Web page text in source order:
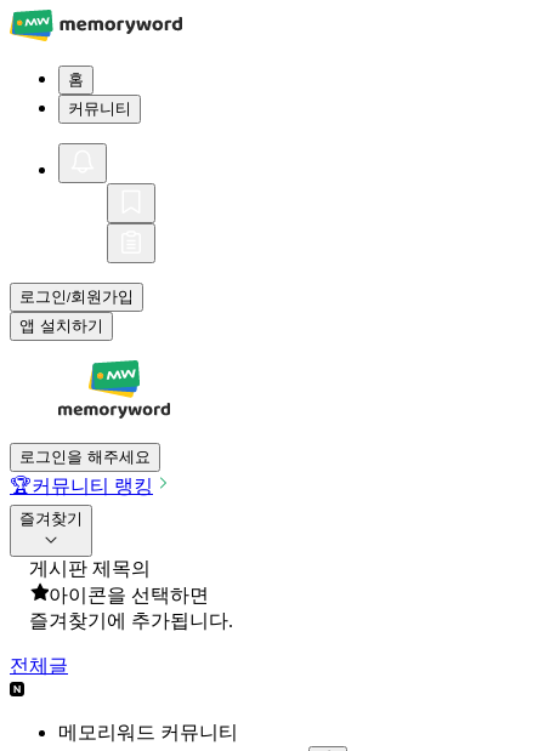
홈
커뮤니티
로그인/회원가입
앱 설치하기
로그인을 해주세요
🏆커뮤니티 랭킹
즐겨찾기
게시판 제목의
아이콘을 선택하면
즐겨찾기에 추가됩니다.
전체글
메모리워드 커뮤니티